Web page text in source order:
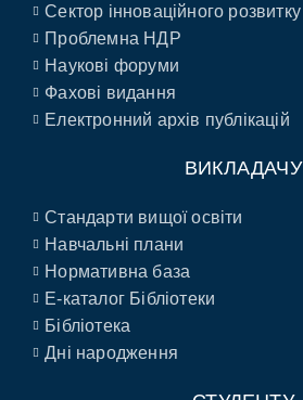
Сектор інноваційного розвитку
Проблемна НДР
Наукові форуми
Фахові видання
Електронний архів публікацій
ВИКЛАДАЧУ
Стандарти вищої освіти
Навчальні плани
Нормативна база
E-каталог Бібліотеки
Бібліотека
Дні народження